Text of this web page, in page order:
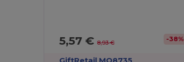
5,57 €8,93 € -38%